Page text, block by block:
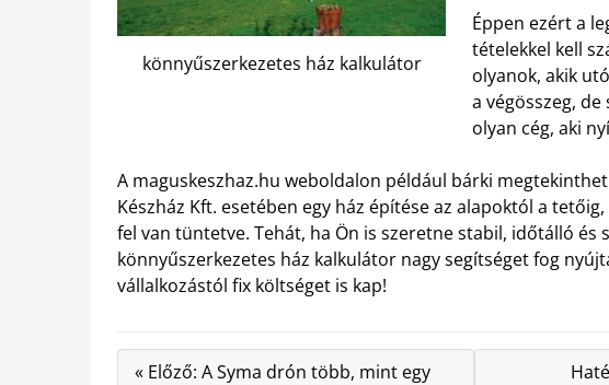
könnyűszerkezetes ház kalkulátor
Éppen ezért a
tételekkel kell
olyanok, akik
a végösszeg,
olyan cég, aki
A maguskeszhaz.hu weboldalon például bárki
Készház Kft. esetében egy ház építése az alapoktól a
fel van tüntetve. Tehát, ha Ön is szeretne stabil, időtálló
könnyűszerkezetes ház kalkulátor nagy segítséget fog
vállalkozástól fix költséget is kap!
« Előző: A Syma drón több, mint egy